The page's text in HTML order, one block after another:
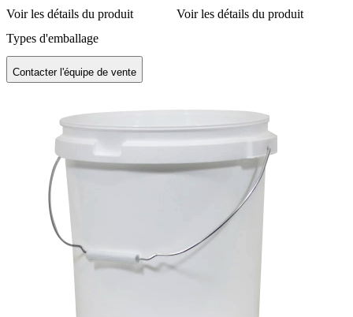
Voir les détails du produit
Voir les détails du produit
Types d'emballage
Contacter l'équipe de vente